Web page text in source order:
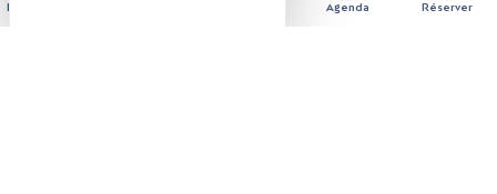
Hébergements Agenda Réserver